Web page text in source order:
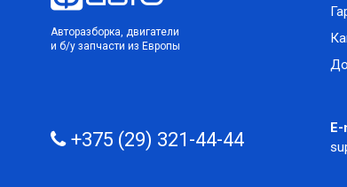
Авторазборка, двигатели
и б/у запчасти из Европы
+375 (29) 321-44-44
E-